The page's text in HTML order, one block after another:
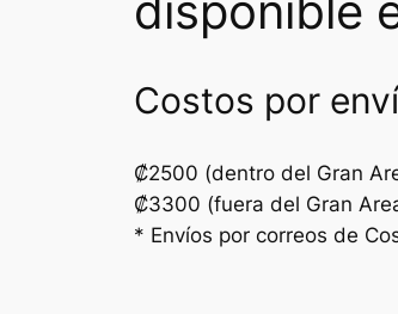
Costos por
₡2500 (dentro del Gran
₡3300 (fuera del Gran
* Envíos por correos de